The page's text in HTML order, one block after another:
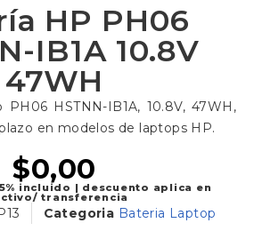
HP PH06
IB1A 10.8V
47WH
HSTNN-IB1A, 10.8V, 47WH,
en modelos de laptops HP.
$0,00
incluido | descuento aplica en
transferencia
Categoria Bateria Laptop